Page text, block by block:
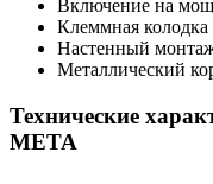
Включение на
Клеммная колодка
Настенный
Металлический
Технические
МЕТА